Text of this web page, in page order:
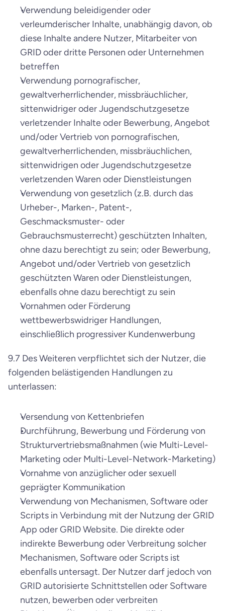
Verwendung beleidigender oder
verleumderischer Inhalte, unabhängig davon, ob
diese Inhalte andere Nutzer, Mitarbeiter von
GRID oder dritte Personen oder Unternehmen
betreffen
Verwendung pornografischer,
gewaltverherrlichender, missbräuchlicher,
sittenwidriger oder Jugendschutzgesetze
verletzender Inhalte oder Bewerbung, Angebot
und/oder Vertrieb von pornografischen,
gewaltverherrlichenden, missbräuchlichen,
sittenwidrigen oder Jugendschutzgesetze
verletzenden Waren oder Dienstleistungen
Verwendung von gesetzlich (z.B. durch das
Urheber-, Marken-, Patent-,
Geschmacksmuster- oder
Gebrauchsmusterrecht) geschützten Inhalten,
ohne dazu berechtigt zu sein; oder Bewerbung,
Angebot und/oder Vertrieb von gesetzlich
geschützten Waren oder Dienstleistungen,
ebenfalls ohne dazu berechtigt zu sein
Vornahmen oder Förderung
wettbewerbswidriger Handlungen,
einschließlich progressiver Kundenwerbung
9.7 Des Weiteren verpflichtet sich der Nutzer, die
folgenden belästigenden Handlungen zu
unterlassen:
Versendung von Kettenbriefen
Durchführung, Bewerbung und Förderung von
Strukturvertriebsmaßnahmen (wie Multi-Level-
Marketing oder Multi-Level-Network-Marketing)
Vornahme von anzüglicher oder sexuell
geprägter Kommunikation
Verwendung von Mechanismen, Software oder
Scripts in Verbindung mit der Nutzung der GRID
App oder GRID Website. Die direkte oder
indirekte Bewerbung oder Verbreitung solcher
Mechanismen, Software oder Scripts ist
ebenfalls untersagt. Der Nutzer darf jedoch von
GRID autorisierte Schnittstellen oder Software
nutzen, bewerben oder verbreiten